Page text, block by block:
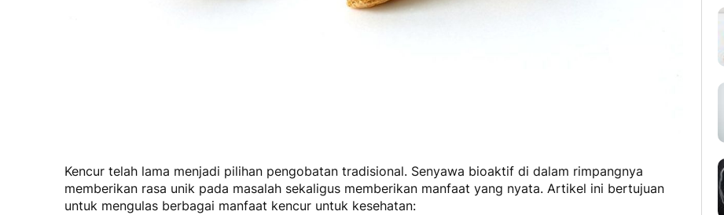
Kencur telah lama menjadi pilihan pengobatan tradisional. Senyawa bioaktif di dalam rimpangnya
memberikan rasa unik pada masalah sekaligus memberikan manfaat yang nyata. Artikel ini bertujuan
untuk mengulas berbagai manfaat kencur untuk kesehatan: